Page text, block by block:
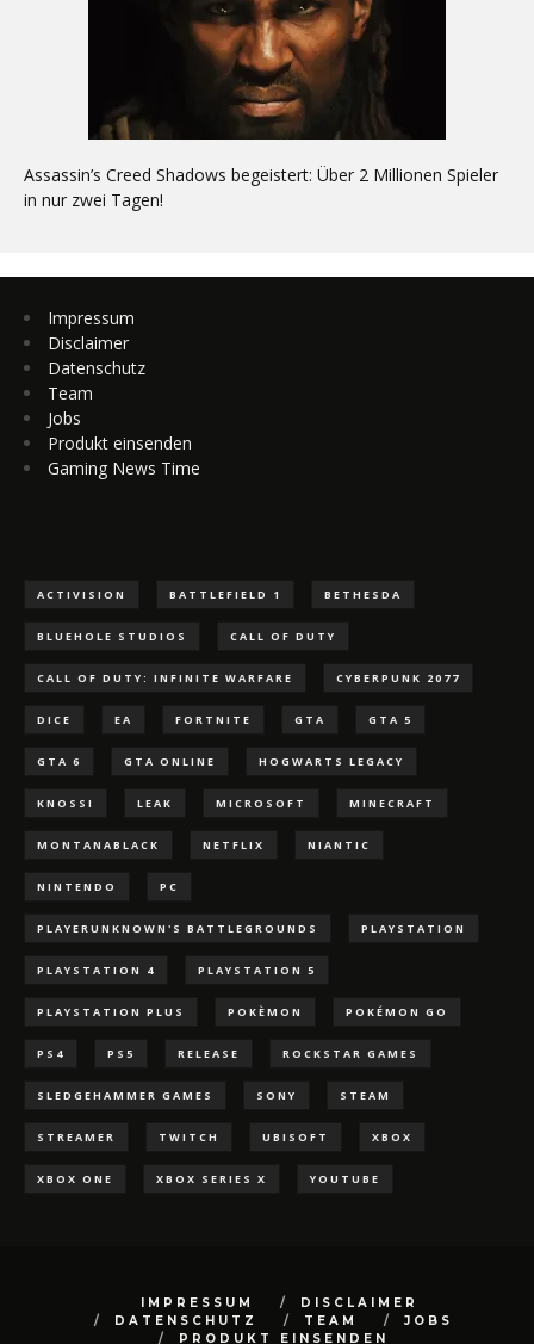
Assassin’s Creed Shadows begeistert: Über 2 Millionen Spieler
in nur zwei Tagen!
Impressum
Disclaimer
Datenschutz
Team
Jobs
Produkt einsenden
Gaming News Time
ACTIVISION BATTLEFIELD 1 BETHESDA
BLUEHOLE STUDIOS CALL OF DUTY
CALL OF DUTY: INFINITE WARFARE CYBERPUNK 2077
DICE EA FORTNITE GTA GTA 5
GTA 6 GTA ONLINE HOGWARTS LEGACY
KNOSSI LEAK MICROSOFT MINECRAFT
MONTANABLACK NETFLIX NIANTIC
NINTENDO PC
PLAYERUNKNOWN'S BATTLEGROUNDS PLAYSTATION
PLAYSTATION 4 PLAYSTATION 5
PLAYSTATION PLUS POKÈMON POKÉMON GO
PS4 PS5 RELEASE ROCKSTAR GAMES
SLEDGEHAMMER GAMES SONY STEAM
STREAMER TWITCH UBISOFT XBOX
XBOX ONE XBOX SERIES X YOUTUBE
IMPRESSUM
DISCLAIMER
DATENSCHUTZ
TEAM
JOBS
PRODUKT EINSENDEN